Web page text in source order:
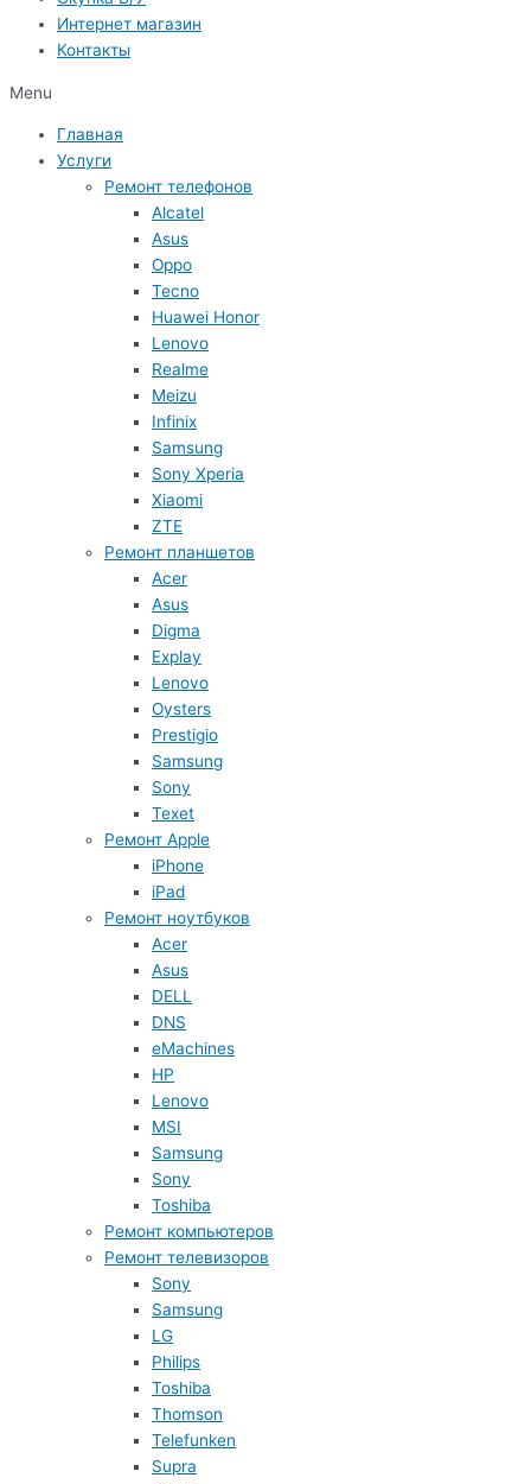
Интернет магазин
Контакты
Menu
Главная
Услуги
Ремонт телефонов
Alcatel
Asus
Oppo
Tecno
Huawei Honor
Lenovo
Realme
Meizu
Infinix
Samsung
Sony Xperia
Xiaomi
ZTE
Ремонт планшетов
Acer
Asus
Digma
Explay
Lenovo
Oysters
Prestigio
Samsung
Sony
Texet
Ремонт Apple
iPhone
iPad
Ремонт ноутбуков
Acer
Asus
DELL
DNS
eMachines
HP
Lenovo
MSI
Samsung
Sony
Toshiba
Ремонт компьютеров
Ремонт телевизоров
Sony
Samsung
LG
Philips
Toshiba
Thomson
Telefunken
Supra